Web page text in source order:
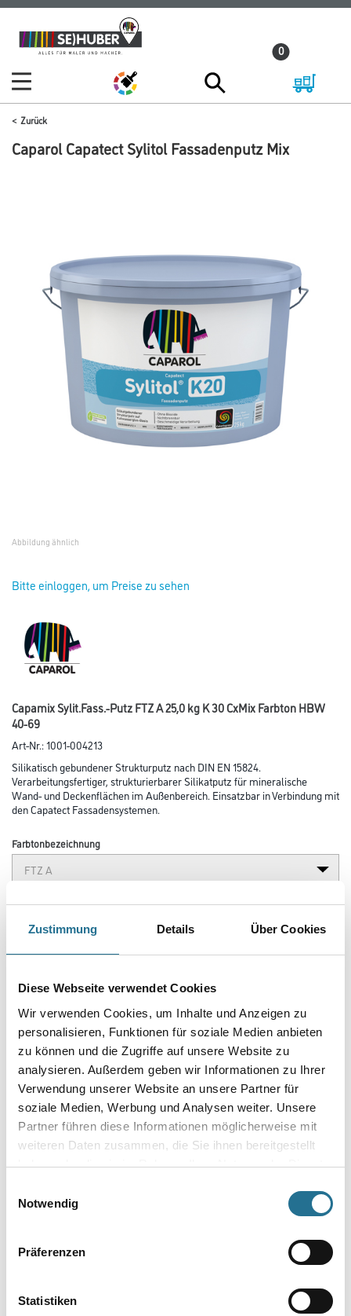
Zustimmung Details Über Cookies
Diese Webseite verwendet Cookies
Wir verwenden Cookies, um Inhalte und Anzeigen zu
personalisieren, Funktionen für soziale Medien anbieten
zu können und die Zugriffe auf unsere Website zu
analysieren. Außerdem geben wir Informationen zu Ihrer
Verwendung unserer Website an unsere Partner für
soziale Medien, Werbung und Analysen weiter. Unsere
Partner führen diese Informationen möglicherweise mit
weiteren Daten zusammen, die Sie ihnen bereitgestellt
haben oder die sie im Rahmen Ihrer Nutzung der Dienste
Notwendig
Präferenzen
Statistiken
Zum
Inhalt
Zum
Navigationsmenü
0
Zurück
Caparol Capatect Sylitol Fassadenputz Mix
Abbildung ähnlich
Bitte einloggen, um Preise zu sehen
Capamix Sylit.Fass.-Putz FTZ A 25,0 kg K 30 CxMix Farbton HBW
40-69
Art-Nr.:1001-004213
Silikatisch gebundener Strukturputz nach DIN EN 15824.
Verarbeitungsfertiger, strukturierbarer Silikatputz für mineralische
Wand- und Deckenflächen im Außenbereich. Einsatzbar in Verbindung mit
den Capatect Fassadensystemen.
Farbtonbezeichnung
Glanzgrad
Gebinde
Umrechnungsfaktoren
Zur Weißware